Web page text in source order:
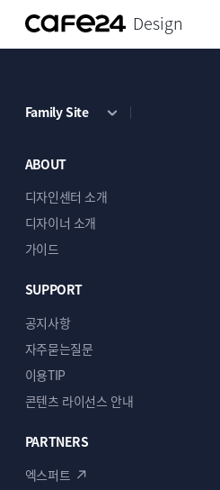
Design
Family Site
ABOUT
디자인센터 소개
디자이너 소개
가이드
SUPPORT
공지사항
자주묻는질문
이용TIP
콘텐츠 라이선스 안내
PARTNERS
엑스퍼트